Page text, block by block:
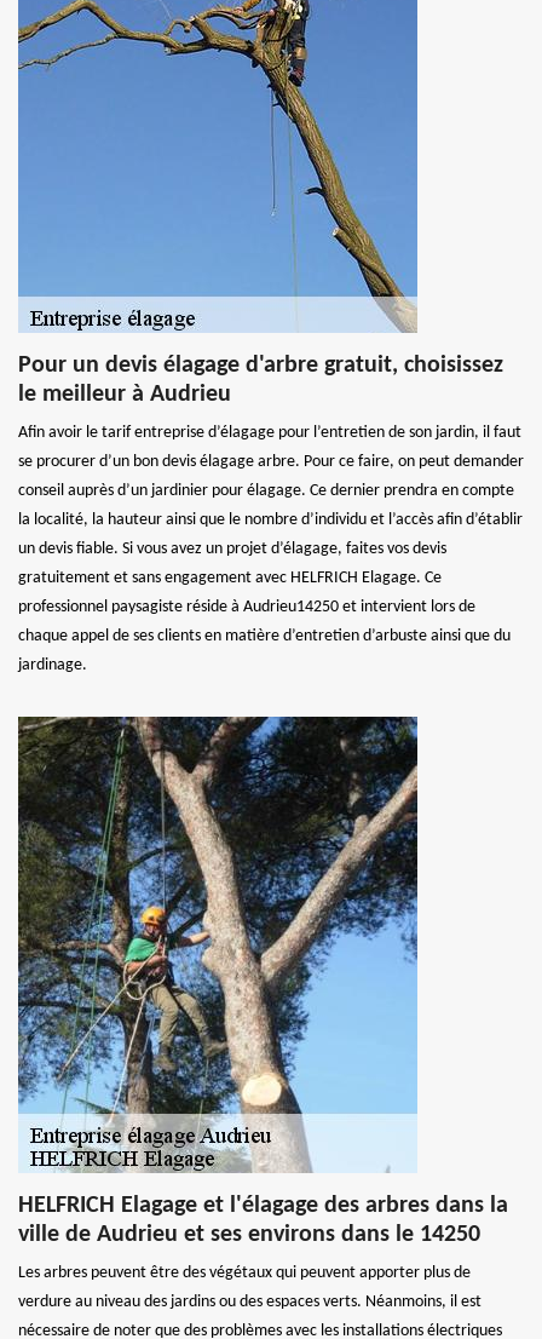
Pour un devis élagage d'arbre gratuit, choisissez
le meilleur à Audrieu
Afin avoir le tarif entreprise d’élagage pour l’entretien de son jardin, il faut
se procurer d’un bon devis élagage arbre. Pour ce faire, on peut demander
conseil auprès d’un jardinier pour élagage. Ce dernier prendra en compte
la localité, la hauteur ainsi que le nombre d’individu et l’accès afin d’établir
un devis fiable. Si vous avez un projet d’élagage, faites vos devis
gratuitement et sans engagement avec HELFRICH Elagage. Ce
professionnel paysagiste réside à Audrieu14250 et intervient lors de
chaque appel de ses clients en matière d’entretien d’arbuste ainsi que du
jardinage.
HELFRICH Elagage et l'élagage des arbres dans la
ville de Audrieu et ses environs dans le 14250
Les arbres peuvent être des végétaux qui peuvent apporter plus de
verdure au niveau des jardins ou des espaces verts. Néanmoins, il est
nécessaire de noter que des problèmes avec les installations électriques